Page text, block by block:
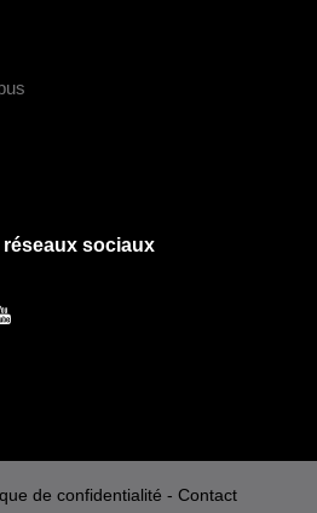
sociaux
de confidentialité - Contact